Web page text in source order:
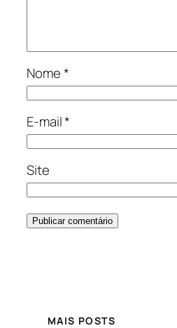
Nome*
E-mail*
Site
MAIS POSTS